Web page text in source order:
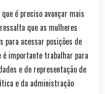
é preciso avançar mais
que as mulheres
acessar posições de
é importante trabalhar para
e de representação de
e da administração